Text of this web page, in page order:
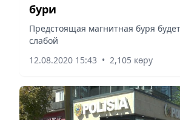
бури
Предстоящая магнитная буря
слабой
12.08.2020 15:43 • 2,105 көру